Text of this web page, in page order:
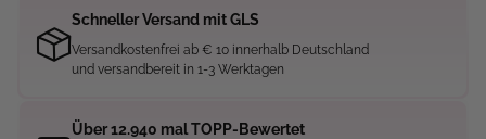
Schneller Versand mit GLS
Versandkostenfrei ab € 10 innerhalb Deutschland
und versandbereit in 1-3 Werktagen
Über 12.940 mal TOPP-Bewertet